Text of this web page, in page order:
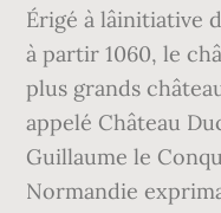
Érigé à
à partir 1060, le
plus grands
appelé Château
Guillaume le
Normandie